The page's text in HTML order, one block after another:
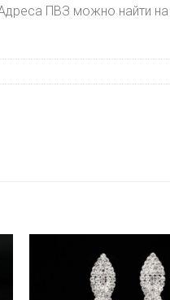
ПВЗ можно найти на